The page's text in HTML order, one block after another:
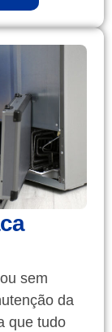
sem
da
que tudo